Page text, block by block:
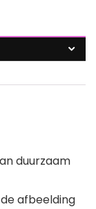
duurzaam
de afbeelding